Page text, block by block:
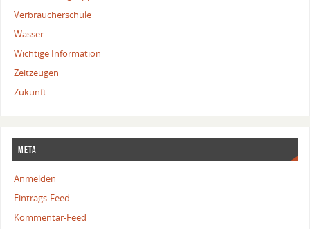
Verbraucherschule
Wasser
Wichtige Information
Zeitzeugen
Zukunft
Meta
Anmelden
Eintrags-Feed
Kommentar-Feed